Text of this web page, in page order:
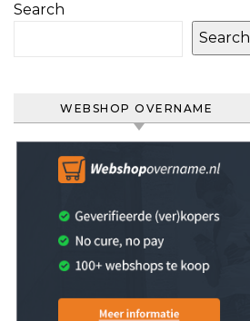
Search
Search
WEBSHOP OVERNAME